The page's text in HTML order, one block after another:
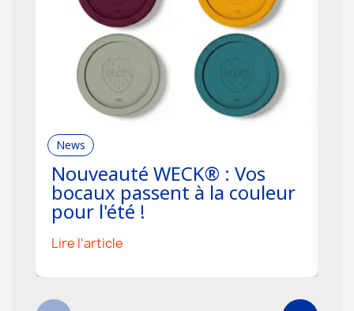
News
Nouveauté WECK® : Vos
bocaux passent à la couleur
pour l'été !
Lire l'article